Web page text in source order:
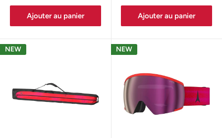
Ajouter au panier Ajouter au panier
NEW NEW